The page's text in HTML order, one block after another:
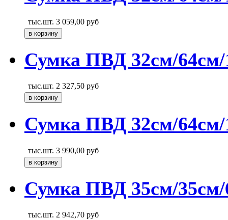
тыс.шт. 3 059,00 руб
Сумка ПВД 32см/
тыс.шт. 2 327,50 руб
Сумка ПВД 32см/
тыс.шт. 3 990,00 руб
Сумка ПВД 35см/
тыс.шт. 2 942,70 руб